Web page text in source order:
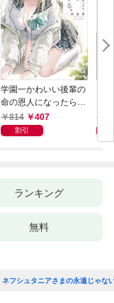
学園一かわいい後輩の
命の恩人になったら、
通い妻になって関係を
迫ってくる。
814 407
割引
ランキング
無料
ネフシュタニアさまの永遠じゃな